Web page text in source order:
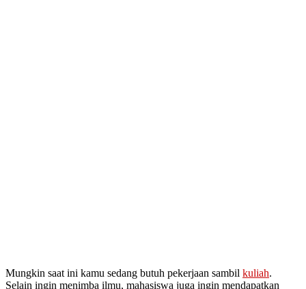
Mungkin saat ini kamu sedang butuh pekerjaan sambil kuliah.
Selain ingin menimba ilmu, mahasiswa juga ingin mendapatkan